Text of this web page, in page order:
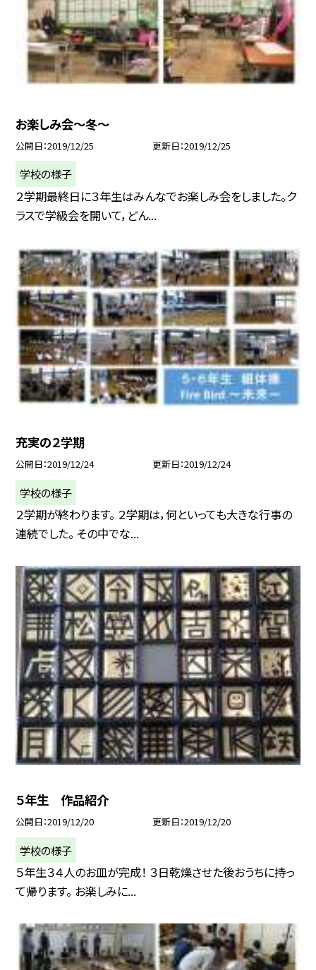
お楽しみ会〜冬〜
公開日 2019/12/25 更新日 2019/12/25
学校の様子
２学期最終日に３年生はみんなでお楽しみ会をしました。ク
ラスで学級会を開いて，どん...
充実の２学期
公開日 2019/12/24 更新日 2019/12/24
学校の様子
２学期が終わります。 ２学期は，何といっても大きな行事の
連続でした。 その中でな...
５年生 作品紹介
公開日 2019/12/20 更新日 2019/12/20
学校の様子
５年生３４人のお皿が完成！ ３日乾燥させた後おうちに持っ
て帰ります。 お楽しみに...